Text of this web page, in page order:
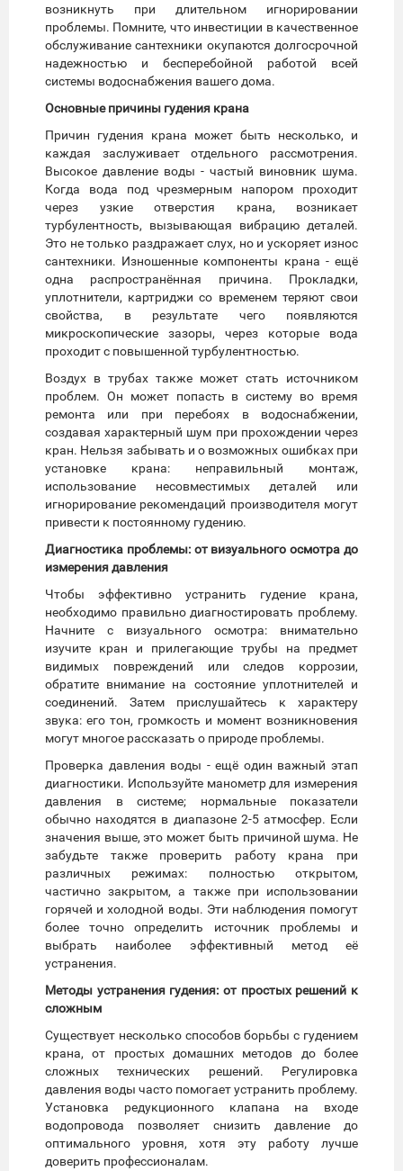
возникнуть при длительном игнорировании
проблемы. Помните, что инвестиции в качественное
обслуживание сантехники окупаются долгосрочной
надежностью и бесперебойной работой всей
системы водоснабжения вашего дома.
Основные причины гудения крана
Причин гудения крана может быть несколько, и
каждая заслуживает отдельного рассмотрения.
Высокое давление воды - частый виновник шума.
Когда вода под чрезмерным напором проходит
через узкие отверстия крана, возникает
турбулентность, вызывающая вибрацию деталей.
Это не только раздражает слух, но и ускоряет износ
сантехники. Изношенные компоненты крана - ещё
одна распространённая причина. Прокладки,
уплотнители, картриджи со временем теряют свои
свойства, в результате чего появляются
микроскопические зазоры, через которые вода
проходит с повышенной турбулентностью.
Воздух в трубах также может стать источником
проблем. Он может попасть в систему во время
ремонта или при перебоях в водоснабжении,
создавая характерный шум при прохождении через
кран. Нельзя забывать и о возможных ошибках при
установке крана: неправильный монтаж,
использование несовместимых деталей или
игнорирование рекомендаций производителя могут
привести к постоянному гудению.
Диагностика проблемы: от визуального осмотра до
измерения давления
Чтобы эффективно устранить гудение крана,
необходимо правильно диагностировать проблему.
Начните с визуального осмотра: внимательно
изучите кран и прилегающие трубы на предмет
видимых повреждений или следов коррозии,
обратите внимание на состояние уплотнителей и
соединений. Затем прислушайтесь к характеру
звука: его тон, громкость и момент возникновения
могут многое рассказать о природе проблемы.
Проверка давления воды - ещё один важный этап
диагностики. Используйте манометр для измерения
давления в системе; нормальные показатели
обычно находятся в диапазоне 2-5 атмосфер. Если
значения выше, это может быть причиной шума. Не
забудьте также проверить работу крана при
различных режимах: полностью открытом,
частично закрытом, а также при использовании
горячей и холодной воды. Эти наблюдения помогут
более точно определить источник проблемы и
выбрать наиболее эффективный метод её
устранения.
Методы устранения гудения: от простых решений к
сложным
Существует несколько способов борьбы с гудением
крана, от простых домашних методов до более
сложных технических решений. Регулировка
давления воды часто помогает устранить проблему.
Установка редукционного клапана на входе
водопровода позволяет снизить давление до
оптимального уровня, хотя эту работу лучше
доверить профессионалам.